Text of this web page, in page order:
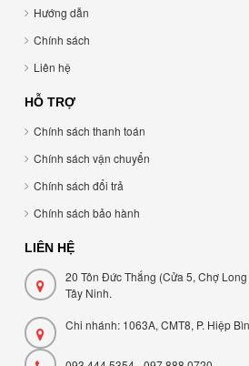
Hướng dẫn
Chính sách
Liên hệ
HỖ TRỢ
Chính sách thanh toán
Chính sách vận chuyển
Chính sách đổi trả
Chính sách bảo hành
LIÊN HỆ
20 Tôn Đức Thắng (Cửa 5, Chợ
Tây Ninh.
Chi nhánh: 1063A, CMT8, P. Hiệp